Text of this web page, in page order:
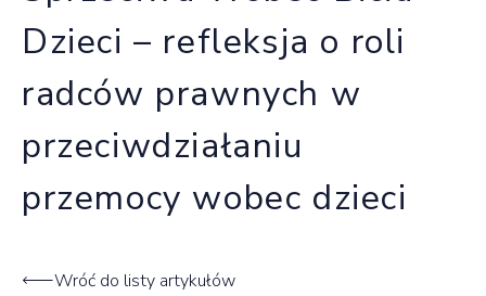
Dzieci – refleksja o roli
radców prawnych w
przeciwdziałaniu
przemocy wobec dzieci
Wróć do listy artykułów